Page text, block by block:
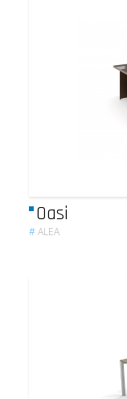
Oasi
#ALEA